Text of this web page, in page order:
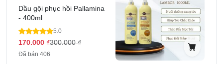
Dầu gội phục hồi Pallamina
- 400ml
5.0
170.000 ₫300.000₫
Đã bán 406